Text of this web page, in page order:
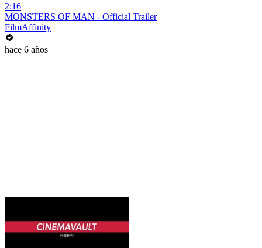
2:16
MONSTERS OF MAN - Official Trailer
FilmAffinity
hace 6 años